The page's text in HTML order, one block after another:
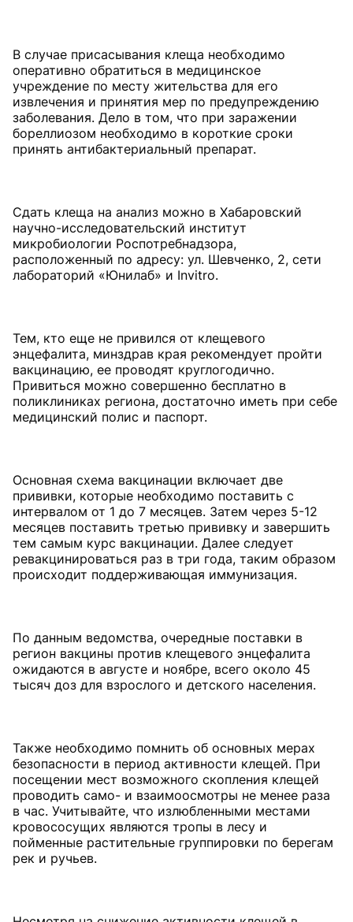
В случае присасывания клеща необходимо
оперативно обратиться в медицинское
учреждение по месту жительства для его
извлечения и принятия мер по предупреждению
заболевания. Дело в том, что при заражении
бореллиозом необходимо в короткие сроки
принять антибактериальный препарат.
Сдать клеща на анализ можно в Хабаровский
научно-исследовательский институт
микробиологии Роспотребнадзора,
расположенный по адресу: ул. Шевченко, 2, сети
лабораторий «Юнилаб» и Invitro.
Тем, кто еще не привился от клещевого
энцефалита, минздрав края рекомендует пройти
вакцинацию, ее проводят круглогодично.
Привиться можно совершенно бесплатно в
поликлиниках региона, достаточно иметь при себе
медицинский полис и паспорт.
Основная схема вакцинации включает две
прививки, которые необходимо поставить с
интервалом от 1 до 7 месяцев. Затем через 5-12
месяцев поставить третью прививку и завершить
тем самым курс вакцинации. Далее следует
ревакцинироваться раз в три года, таким образом
происходит поддерживающая иммунизация.
По данным ведомства, очередные поставки в
регион вакцины против клещевого энцефалита
ожидаются в августе и ноябре, всего около 45
тысяч доз для взрослого и детского населения.
Также необходимо помнить об основных мерах
безопасности в период активности клещей. При
посещении мест возможного скопления клещей
проводить само- и взаимоосмотры не менее раза
в час. Учитывайте, что излюбленными местами
кровососущих являются тропы в лесу и
пойменные растительные группировки по берегам
рек и ручьев.